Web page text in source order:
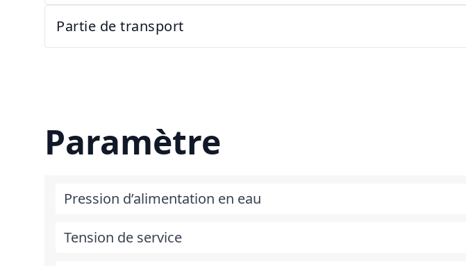
Partie de transport
Paramètre
Pression d’alimentation en eau
Tension de service